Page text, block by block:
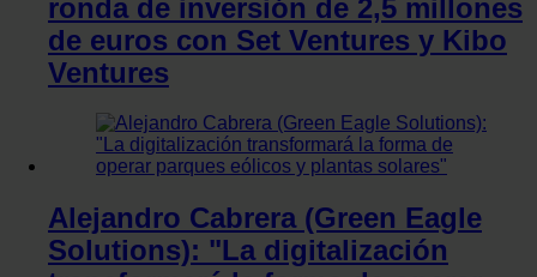
ronda de inversión de 2,5 millones
de euros con Set Ventures y Kibo
Ventures
Alejandro Cabrera (Green Eagle
Solutions): "La digitalización